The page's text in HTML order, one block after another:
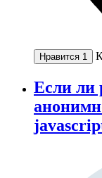
Нравится 1
Еcли ли